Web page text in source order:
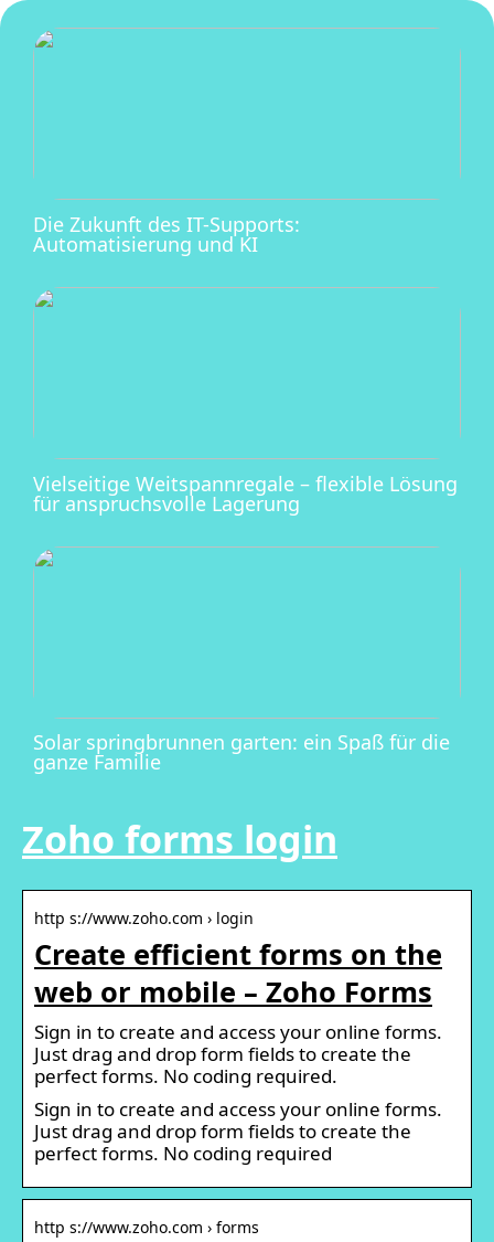
Die Zukunft des IT-Supports:
Automatisierung und KI
Vielseitige Weitspannregale – flexible Lösung
für anspruchsvolle Lagerung
Solar springbrunnen garten: ein Spaß für die
ganze Familie
Zoho forms login
http s://www.zoho.com › login
Create efficient forms on the
web or mobile – Zoho Forms
Sign in to create and access your online forms.
Just drag and drop form fields to create the
perfect forms. No coding required.
Sign in to create and access your online forms.
Just drag and drop form fields to create the
perfect forms. No coding required
http s://www.zoho.com › forms